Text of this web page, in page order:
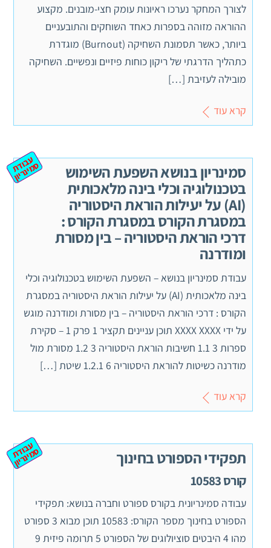
לצורך המחקר נערכו ראיונות עומק חצי-מובנים. מקצוע
ההוראה מזוהה בספרות כאחד השוחקים והתובעניים
ביותר, כאשר תסמונת השחיקה (Burnout) מוגדרת
כתהליך הדרגתי של ריקון כוחות פיזיים ונפשיים. השחיקה
מובילה לעזיבת […]
קרא עוד
סמינריון בנושא השפעת השימוש
בטכנולוגיה וכלי בינה מלאכותית
(AI) על יעילות הוראת היסטוריה
במסגרת הקורס במסגרת הקורס :
דרכי הוראת היסטוריה – בין מסורת
ומודרנה
ע
ב
וד
ת
ס
מ
ינ
ר
יון
עבודת סמינריון בנושא – השפעת השימוש בטכנולוגיה וכלי
בינה מלאכותית (AI) על יעילות הוראת היסטוריה במסגרת
הקורס : דרכי הוראת היסטוריה – בין מסורת ומודרנה מוגש
על ידי XXXX XXXX תוכן עניינים תקציר 1 פרק 1 – סקירת
ספרות 3 1.1 חשיבות הוראת היסטוריה 3 1.2 מסורת מול
מודרנה כשיטות להוראת היסטוריה 6 1.2.1 שיטת […]
קרא עוד
תפקידי הספורט בחינוך
קורס 10583
ע
ב
וד
ת
ס
מ
ינ
ר
יון
עבודה סמינריונית בקורס ספורט וחברה בנושא: תפקידי
הספורט בחינוך מספר הקורס: 10583 תוכן מבוא 3 ספורט
מהו 4 היבטים סוציולוגים של הספורט 5 תרומה פיזית 9